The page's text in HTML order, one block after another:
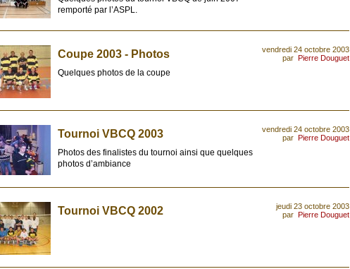
remporté par l’ASPL.
vendredi 24 octobre 2003
par Pierre Douguet
Coupe 2003 - Photos
Quelques photos de la coupe
vendredi 24 octobre 2003
par Pierre Douguet
Tournoi VBCQ 2003
Photos des finalistes du tournoi ainsi que quelques
photos d’ambiance
jeudi 23 octobre 2003
par Pierre Douguet
Tournoi VBCQ 2002